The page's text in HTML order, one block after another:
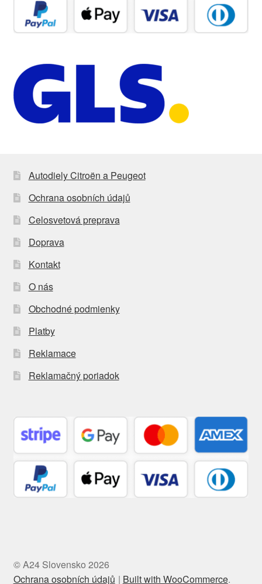
Autodiely Citroën a Peugeot
Ochrana osobních údajů
Celosvetová preprava
Doprava
Kontakt
O nás
Obchodné podmienky
Platby
Reklamace
Reklamačný poriadok
© A24 Slovensko 2026
Ochrana osobních údajů
Built with WooCommerce.